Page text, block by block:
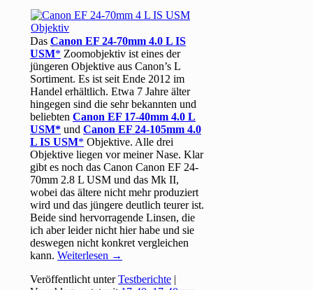
DasCanon EF 24-70mm 4.0 L IS
USM
Zoomobjektiv ist eines der
jüngeren Objektive aus Canon’s L
Sortiment. Es ist seit Ende 2012 im
Handel erhältlich. Etwa 7 Jahre älter
hingegen sind die sehr bekannten und
beliebtenCanon EF 17-40mm 4.0 L
USM
undCanon EF 24-105mm 4.0
L IS USM
Objektive. Alle drei
Objektive liegen vor meiner Nase. Klar
gibt es noch das Canon Canon EF 24-
70mm 2.8 L USM und das Mk II,
wobei das ältere nicht mehr produziert
wird und das jüngere deutlich teurer ist.
Beide sind hervorragende Linsen, die
ich aber leider nicht hier habe und sie
deswegen nicht konkret vergleichen
kann.Weiterlesen →
Veröffentlicht unter Testberichte |